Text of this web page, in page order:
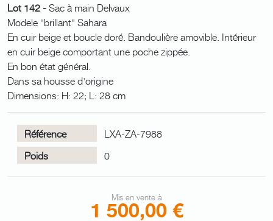
Lot 142 -Sac à main Delvaux
Modele "brillant" Sahara
En cuir beige et boucle doré. Bandoulière amovible. Intérieur
en cuir beige comportant une poche zippée.
En bon état général.
Dans sa housse d'origine
Dimensions: H: 22; L: 28 cm
Référence
LXA-ZA-7988
Poids
0
Mis en vente à
1 500,00 €